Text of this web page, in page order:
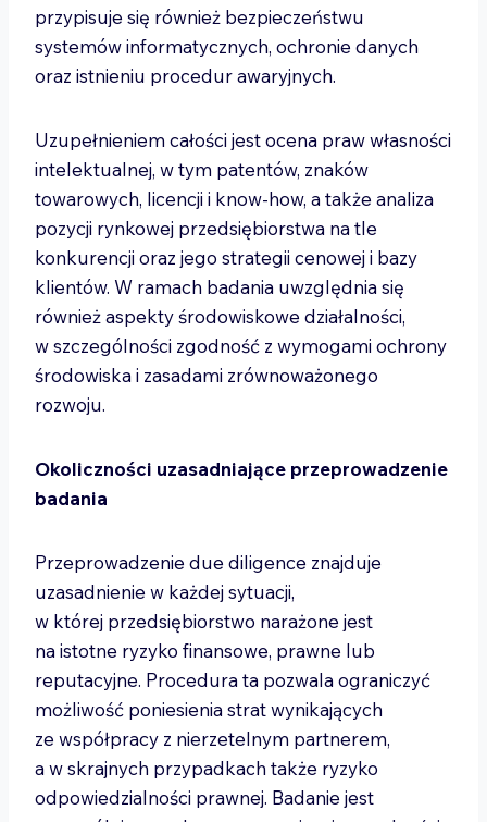
przypisuje się również bezpieczeństwu
systemów informatycznych, ochronie danych
oraz istnieniu procedur awaryjnych.
Uzupełnieniem całości jest ocena praw własności
intelektualnej, w tym patentów, znaków
towarowych, licencji i know-how, a także analiza
pozycji rynkowej przedsiębiorstwa na tle
konkurencji oraz jego strategii cenowej i bazy
klientów. W ramach badania uwzględnia się
również aspekty środowiskowe działalności,
w szczególności zgodność z wymogami ochrony
środowiska i zasadami zrównoważonego
rozwoju.
Okoliczności uzasadniające przeprowadzenie
badania
Przeprowadzenie due diligence znajduje
uzasadnienie w każdej sytuacji,
w której przedsiębiorstwo narażone jest
na istotne ryzyko finansowe, prawne lub
reputacyjne. Procedura ta pozwala ograniczyć
możliwość poniesienia strat wynikających
ze współpracy z nierzetelnym partnerem,
a w skrajnych przypadkach także ryzyko
odpowiedzialności prawnej. Badanie jest